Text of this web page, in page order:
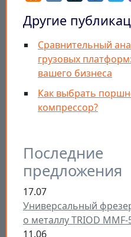
Последние
предложения
17.07
Универсальный
о металлу TRIOD MMF-
11.06
Другие
Сравнительный
грузовых
вашего бизнеса
Как выбрать
компрессор?